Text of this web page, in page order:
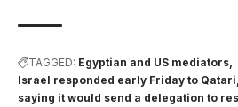
TAGGED: Egyptian and US mediators
Israel responded early Friday to Qatari
saying it would send a delegation to